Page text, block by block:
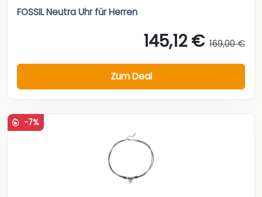
FOSSIL Neutra Uhr für Herren
145,12 € 169,00 €
Zum Deal
-7%